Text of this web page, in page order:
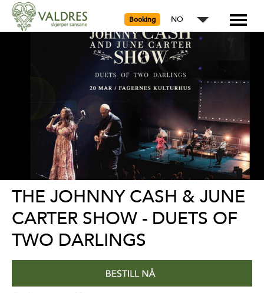
Booking NO
THE JOHNNY CASH & JUNE
CARTER SHOW - DUETS OF
TWO DARLINGS